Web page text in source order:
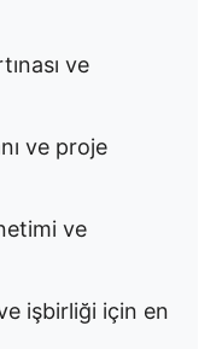
ve
ve proje
ve
işbirliği için en